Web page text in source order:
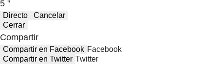
5 "
Directo
Cancelar
Cerrar
Compartir
Compartir en Facebook Facebook
Compartir en Twitter Twitter